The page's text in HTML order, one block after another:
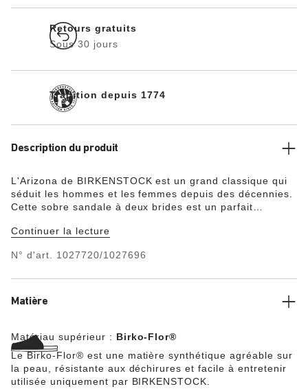
Retours gratuits
Sous 30 jours
Tradition depuis 1774
Description du produit
L'Arizona de BIRKENSTOCK est un grand classique qui
séduit les hommes et les femmes depuis des décennies.
Cette sobre sandale à deux brides est un parfait
longtemps qu’elle s’est imposée comme une chaussure
matière synthétique hypoallergénique et résistante.
Continuer la lecture
N° d'art. 1027720/1027696
Matière
Matériau supérieur : Birko-Flor®
Le Birko-Flor® est une matière synthétique agréable sur
la peau, résistante aux déchirures et facile à entretenir
utilisée uniquement par BIRKENSTOCK.